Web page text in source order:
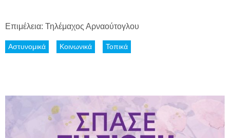
Επιμέλεια: Τηλέμαχος Αρναούτογλου
Αστυνομικά Κοινωνικά Τοπικά